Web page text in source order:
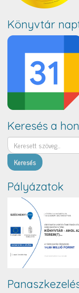
Könyvtár
Keresés a
Keresés
Pályázatok